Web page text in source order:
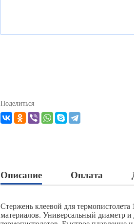
Поделиться
Описание Оплата
Стержень клеевой для
материалов. Универсальный диаметр